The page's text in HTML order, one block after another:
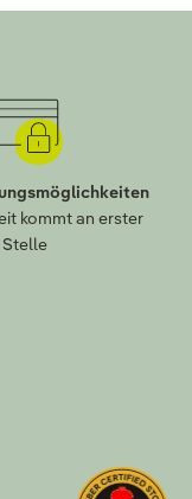
kommt an erster
Stelle